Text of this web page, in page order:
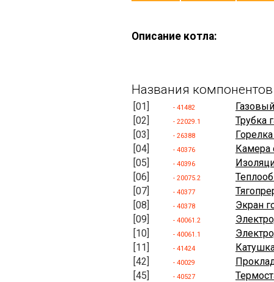
Описание котла:
Названия
[01] - 41482
[02]
- 22029.1
Трубка
[03]
- 26388
[04]
- 40376
Камера
[05]
- 40396
[06]
- 20075.2
[07]
- 40377
[08]
- 40378
Экран
[09]
- 40061.2
[10]
- 40061.1
[11]
- 41424
[42]
- 40029
[45]
- 40527